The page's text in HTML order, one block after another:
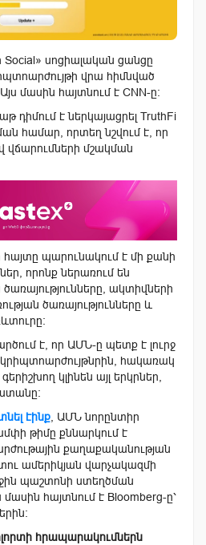
սոցիալական ցանցը
վրա հիմնված
մասին հայտնում է CNN-ը:
դիմում է ներկայացրել TruthFi
համար, որտեղ նշվում է, որ
վճարումների մշակման
հայտը պարունակում է մի քանի
որոնք ներառում են
ակտիվների
ծառայությունները և
է, որ ԱՄՆ-ը պետք է լուրջ
կրիպտոարժույթնրին, հակառակ
կլինեն այլ երկրներ,
էինք, ԱՄՆ նորընտիր
թիմը քննարկում է
քաղաքականության
ամերիկյան վարչակազմի
պաշտոնի ստեղծման
մասին հայտնում է Bloomberg-ը՝
հրապարակումներն